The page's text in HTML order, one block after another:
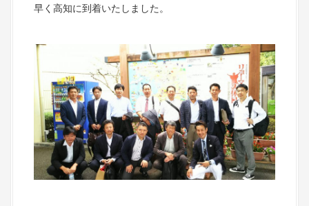
早く高知に到着いたしました。